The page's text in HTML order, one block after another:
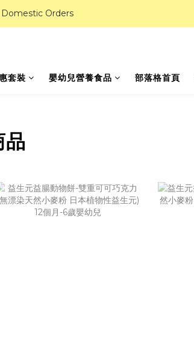
Orders
套裝 嬰幼兒營養食品 部落格首頁
品